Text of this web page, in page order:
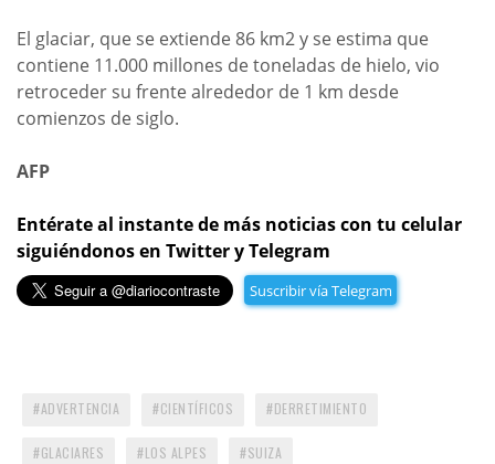
El glaciar, que se extiende 86 km2 y se estima que
contiene 11.000 millones de toneladas de hielo, vio
retroceder su frente alrededor de 1 km desde
comienzos de siglo.
AFP
Entérate al instante de más noticias con tu celular
siguiéndonos en Twitter y Telegram
Suscribir vía Telegram
ADVERTENCIA CIENTÍFICOS DERRETIMIENTO
GLACIARES LOS ALPES SUIZA